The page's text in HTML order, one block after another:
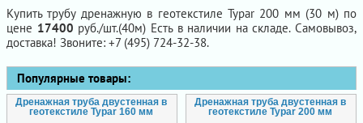
Купить трубу дренажную в геотекстиле Typar 200 мм (30 м) по
цене 17400 руб./шт.(40м) Есть в наличии на складе. Самовывоз,
доставка! Звоните: +7 (495) 724-32-38.
Популярные товары:
Дренажная труба двустенная в
геотекстиле Typar 160 мм
Дренажная труба двустенная в
геотекстиле Typar 200 мм